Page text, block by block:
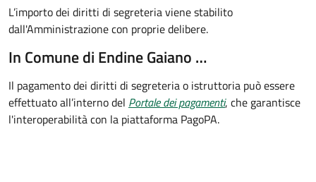
L’importo dei diritti di segreteria viene stabilito
dall'Amministrazione con proprie delibere.
In Comune di Endine Gaiano …
Il pagamento dei diritti di segreteria o istruttoria può essere
effettuato all’interno del Portale dei pagamenti, che garantisce
l'interoperabilità con la piattaforma PagoPA.